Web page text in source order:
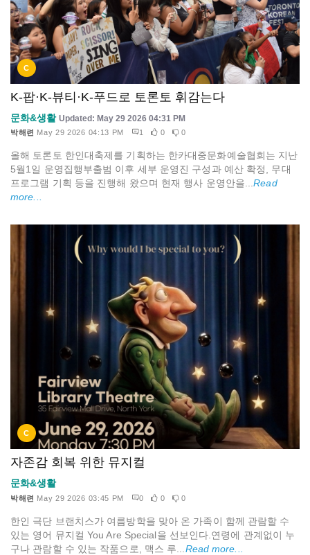
C
K-팝·K-뷰티·K-푸드로 토론토 휘감는다
문화&생활 Updated: May 29 2026 04:31 PM
박해련 May 29 2026 04:13 PM 1 0 0
올해 토론토 한인대축제를 기획하는 한카대중문화예술협회는 지난
5월1일 운영집행부출범 이후 세부 운영진 구성과 예산 확정, 무대
프로그램 기획 등을 진행해 왔으며 현재 행사 운영안을...Read
more...
C
자존감 회복 위한 뮤지컬
문화&생활
박해련 May 29 2026 03:45 PM 0 0 0
한인 극단 브랜치스가 여름방학을 맞아 온 가족이 함께 관람할 수
있는 영어 뮤지컬 You Are Special을 선보인다.연령에 관계없이 누
구나 관람할 수 있는 작품으로, 맥스 루... Read more...